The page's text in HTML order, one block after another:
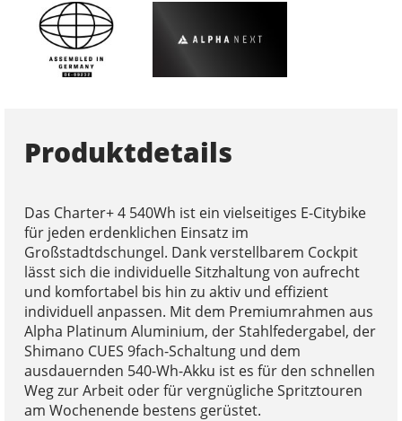
Produktdetails
Das Charter+ 4 540Wh ist ein vielseitiges E-Citybike
für jeden erdenklichen Einsatz im
Großstadtdschungel. Dank verstellbarem Cockpit
lässt sich die individuelle Sitzhaltung von aufrecht
und komfortabel bis hin zu aktiv und effizient
individuell anpassen. Mit dem Premiumrahmen aus
Alpha Platinum Aluminium, der Stahlfedergabel, der
Shimano CUES 9fach-Schaltung und dem
ausdauernden 540-Wh-Akku ist es für den schnellen
Weg zur Arbeit oder für vergnügliche Spritztouren
am Wochenende bestens gerüstet.